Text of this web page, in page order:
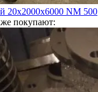
20х2000х6000 NM 500
покупают: